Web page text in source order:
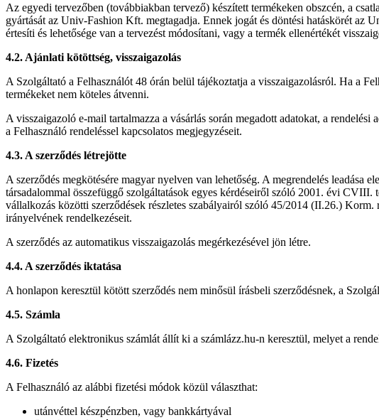
Az egyedi tervezőben (továbbiakban tervező) készített termékeken obszcén, a
gyártását az Univ-Fashion Kft. megtagadja. Ennek jogát és döntési hatáskörét az
értesíti és lehetősége van a tervezést módosítani, vagy a termék ellenértékét
4.2. Ajánlati kötöttség, visszaigazolás
A Szolgáltató a Felhasználót 48 órán belül tájékoztatja a visszaigazolásról. Ha a
termékeket nem köteles átvenni.
A visszaigazoló e-mail tartalmazza a vásárlás során megadott adatokat, a
a Felhasználó rendeléssel kapcsolatos megjegyzéseit.
4.3. A szerződés létrejötte
A szerződés megkötésére magyar nyelven van lehetőség. A megrendelés
társadalommal összefüggő szolgáltatások egyes kérdéseiről szóló 2001. évi
vállalkozás közötti szerződések részletes szabályairól szóló 45/2014 (II.26.)
irányelvének rendelkezéseit.
A szerződés az automatikus visszaigazolás megérkezésével jön létre.
4.4. A szerződés iktatása
A honlapon keresztül kötött szerződés nem minősül írásbeli szerződésnek, a
4.5. Számla
A Szolgáltató elektronikus számlát állít ki a számlázz.hu-n keresztül, melyet a
4.6. Fizetés
A Felhasználó az alábbi fizetési módok közül választhat:
utánvéttel készpénzben, vagy bankkártyával